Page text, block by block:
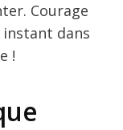
Courage
dans
!